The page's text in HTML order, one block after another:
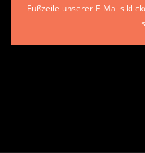
Fußzeile unserer E-Mails